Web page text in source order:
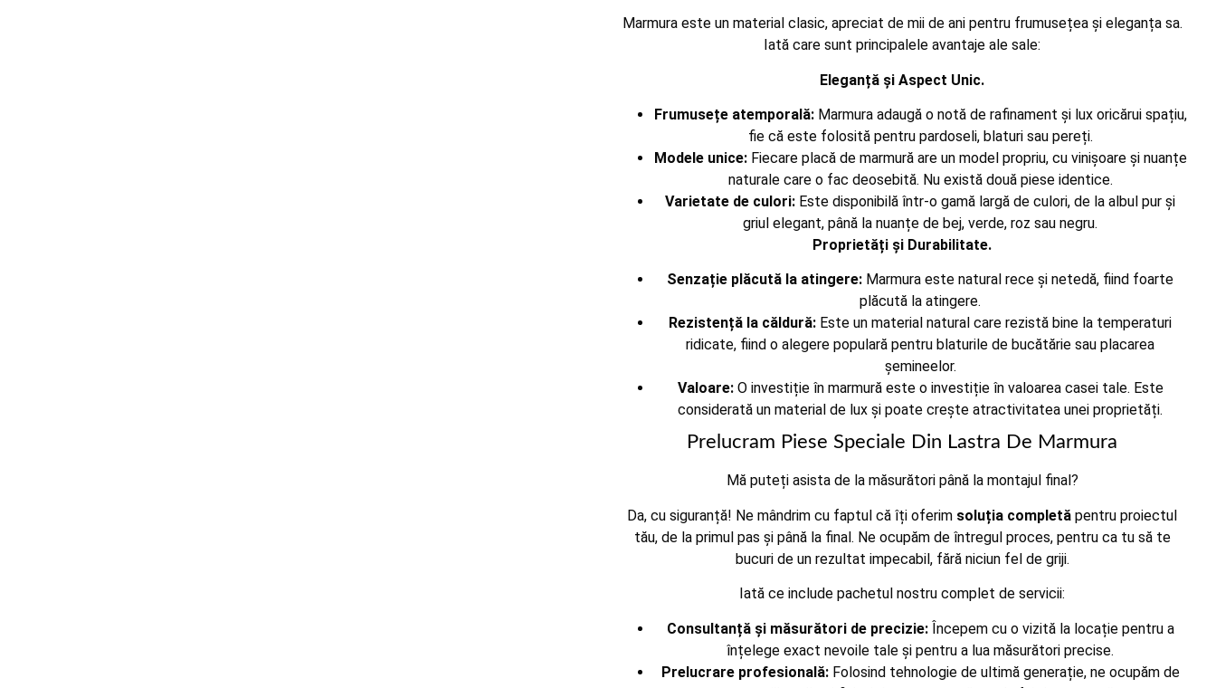
Marmura este un material clasic, apreciat de mii de ani pentru frumusețea și eleganța sa.
Iată care sunt principalele avantaje ale sale:
Eleganță și Aspect Unic.
Frumusețe atemporală:Marmura adaugă o notă de rafinament și lux oricărui spațiu,
fie că este folosită pentru pardoseli, blaturi sau pereți.
Modele unice:Fiecare placă de marmură are un model propriu, cu vinișoare și nuanțe
naturale care o fac deosebită. Nu există două piese identice.
Varietate de culori: Este disponibilă într-o gamă largă de culori, de la albul pur și
griul elegant, până la nuanțe de bej, verde, roz sau negru.
Proprietăți și Durabilitate.
Senzație plăcută la atingere: Marmura este natural rece și netedă, fiind foarte
plăcută la atingere.
Rezistență la căldură: Este un material natural care rezistă bine la temperaturi
ridicate, fiind o alegere populară pentru blaturile de bucătărie sau placarea
șemineelor.
Valoare:O investiție în marmură este o investiție în valoarea casei tale. Este
considerată un material de lux și poate crește atractivitatea unei proprietăți.
Prelucram Piese Speciale Din Lastra De Marmura
Mă puteți asista de la măsurători până la montajul final?
Da, cu siguranță! Ne mândrim cu faptul că îți oferim soluția completă pentru proiectul
tău, de la primul pas și până la final. Ne ocupăm de întregul proces, pentru ca tu să te
bucuri de un rezultat impecabil, fără niciun fel de griji.
Iată ce include pachetul nostru complet de servicii:
Consultanță și măsurători de precizie:Începem cu o vizită la locație pentru a
înțelege exact nevoile tale și pentru a lua măsurători precise.
Prelucrare profesională:Folosind tehnologie de ultimă generație, ne ocupăm de